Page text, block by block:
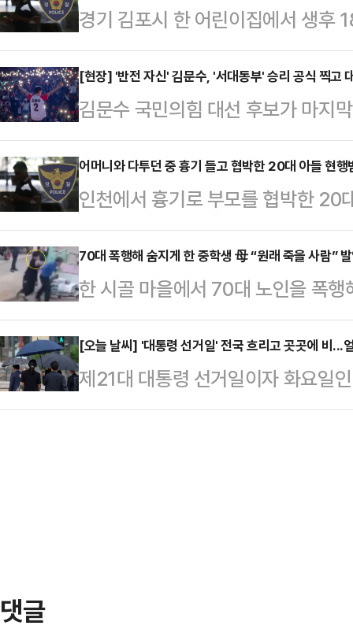
경기 김포시 한 어린이집에서 생후
사건과 관련해 경찰이 담임 교사를
치사 혐의로 어린이집 A 교사를 불
22일 오후 3시 10분께 김포 모 어
군과 다른 원아들에게 나눠줬다. B
다.어린이집 관계자들은 응급 상황
나 B군은 의식을 잃고 병원으로 옮
(CC)TV 상 학대 …
[현장] '반전 자신' 김문수, '서대동부' 승리 공식 찍고
김문수 국민의힘 대선 후보가 마지
한 '서대동부' 전략을 다시금 꺼내
시장을 시작으로 부산역·동대구역·
데 이어 공식 선거 운동이 종료되는
을 찾아 청년들과 스킨십을 이어가
보는 2일 제주도 동문시장에서 대
자리에서는 제주도를 배경으로 한
관식'을 떠올리…
어머니와 다투던 중 흉기 들고 협박한 20대 아들 현행
인천에서 흉기로 부모를 협박한 20
따르면 인천 삼산경찰서는 흉기를
대 A씨를 검거했다.A씨는 지난달
50대 부모를 흉기로 위협한 혐의를
기를 들고 집 안에서 난동을 부린
치려 한다"는 신고를 받고 현장에
A씨를 상대로 범행 동기 등 구체적
70대 폭행해 숨지게 한 중학생 母 “원래 죽을 사람”
한 시골 마을에서 70대 노인을 폭
학생 측의 무책임한 태도가 논란을
장’에서는 피해자 A씨의 딸 B씨의
여전히 불구속 상태로 조사받고 있
인정하지 않고 형량을 낮출 생각만
[오늘 날씨] '대통령 선거일' 전국 흐리고 곳곳에 비...
제21대 대통령 선거일이자 화요일
수도권과 강원 일부 내륙 지역, 제
댓글